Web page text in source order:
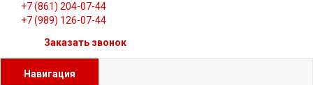
+7 (861) 204-07-44
+7 (989) 126-07-44
Заказать звонок
Навигация